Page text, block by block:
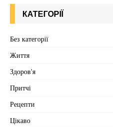
КАТЕГОРІЇ
Без категорії
Життя
Здоров'я
Притчі
Рецепти
Цікаво